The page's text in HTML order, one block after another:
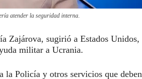
atender la seguridad interna.
Zajárova, sugirió a Estados Unidos,
militar a Ucrania.
la Policía y otros servicios que deben